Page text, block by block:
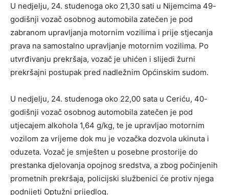
U nedjelju, 24. studenoga oko 21,30 sati u Nijemcima 49-
godišnji vozač osobnog automobila zatečen je pod
zabranom upravljanja motornim vozilima i prije stjecanja
prava na samostalno upravljanje motornim vozilima. Po
utvrđivanju prekršaja, vozač je uhićen i slijedi žurni
prekršajni postupak pred nadležnim Općinskim sudom.
U nedjelju, 24. studenoga oko 22,00 sata u Ceriću, 40-
godišnji vozač osobnog automobila zatečen je pod
utjecajem alkohola 1,64 g/kg, te je upravljao motornim
vozilom za vrijeme dok mu je vozačka dozvola ukinuta i
oduzeta. Vozač je smješten u posebne prostorije do
prestanka djelovanja opojnog sredstva, a zbog počinjenih
prometnih prekršaja, policijski službenici će protiv njega
podnijeti Optužni prijedlog.